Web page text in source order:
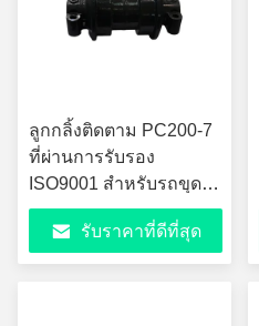
ลูกกลิ้งติดตาม PC200-7
ที่ผ่านการรับรอง
ISO9001 สำหรับรถขุดสี
ดำ
รับราคาที่ดีที่สุด